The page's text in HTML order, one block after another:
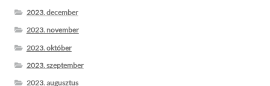
2023. december
2023. november
2023. október
2023. szeptember
2023. augusztus